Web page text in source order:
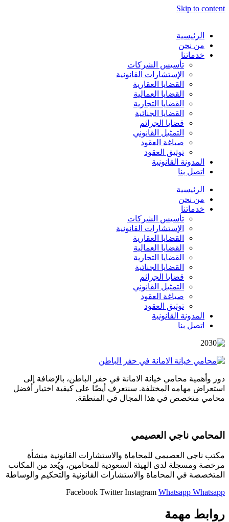
Skip to content
الرئيسية
من نحن
خدماتنا
تأسيس الشركات
الإستشارات القانونية
القضايا العقارية
القضايا العمالية
القضايا التجارية
القضايا الجنائية
قضايا الجرائم
التمثيل القانوني
صياغة العقود
توثيق العقود
المدونة القانونية
اتصل بنا
الرئيسية
من نحن
خدماتنا
تأسيس الشركات
الإستشارات القانونية
القضايا العقارية
القضايا العمالية
القضايا التجارية
القضايا الجنائية
قضايا الجرائم
التمثيل القانوني
صياغة العقود
توثيق العقود
المدونة القانونية
اتصل بنا
دور وأهمية محامي خيانة الامانة في حفر الباطن، بالإضافة إلى
استعراض مهامه المختلفة. سنتعرف أيضًا على كيفية اختيار أفضل
محامي متخصص في هذا المجال في المنطقة.
المحامي ناجي العصيمي
مكتب ناجي العصيمي للمحاماة والاستشارات القانونية منشأة
مرخصة ومسجلة لدى الهيئة السعودية للمحامين، ويُعد من المكاتب
المتخصصة في المحاماة والاستشارات القانونية والتحكيم والوساطة
Facebook Twitter Instagram Whatsapp Whatsapp
روابط مهمة